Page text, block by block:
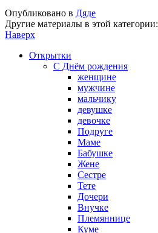
Опубликовано в Дяде
Другие материалы в этой категории:
Наверх
Открытки
С Днём рождения
женщине
мужчине
мальчику
девушке
девочке
Подруге
Маме
Бабушке
Жене
Сестре
Тете
Дочери
Внучке
Племяннице
Куме